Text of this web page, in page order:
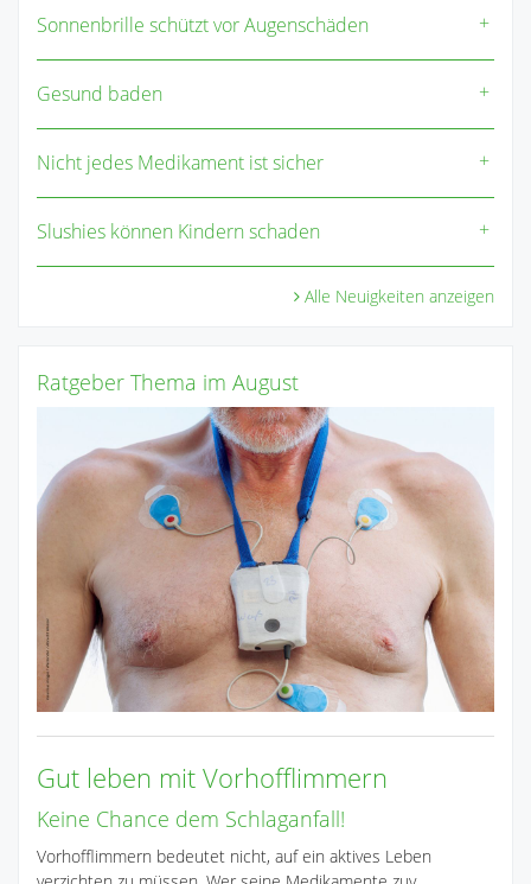
Sonnenbrille schützt vor Augenschäden
Gesund baden
Nicht jedes Medikament ist sicher
Slushies können Kindern schaden
Alle Neuigkeiten anzeigen
Ratgeber Thema im August
Gut leben mit Vorhofflimmern
Keine Chance dem Schlaganfall!
Vorhofflimmern bedeutet nicht, auf ein aktives Leben